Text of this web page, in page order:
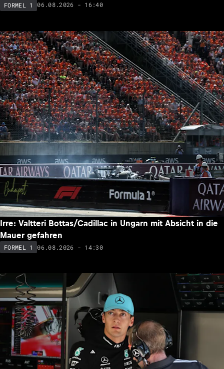
FORMEL 1 06.08.2026 - 16:40
Irre: Valtteri Bottas/Cadillac in Ungarn mit Absicht in die
Mauer gefahren
FORMEL 1 06.08.2026 - 14:30